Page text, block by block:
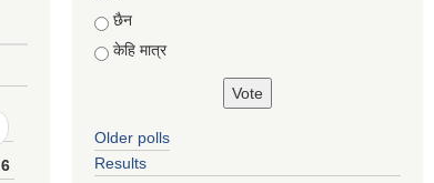
6
छैन
केहि मात्र
Older polls
Results